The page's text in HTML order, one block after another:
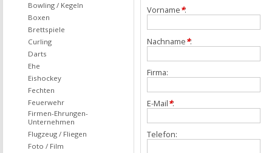
Vorname*:
Nachname*:
Firma:
E-Mail*:
Telefon:
Bowling / Kegeln
Boxen
Brettspiele
Curling
Darts
Ehe
Eishockey
Fechten
Feuerwehr
Firmen-Ehrungen-
Unternehmen
Flugzeug / Fliegen
Foto / Film